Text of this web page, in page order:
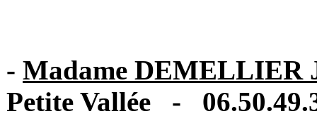
- Madame DEMELLIER
Petite Vallée -